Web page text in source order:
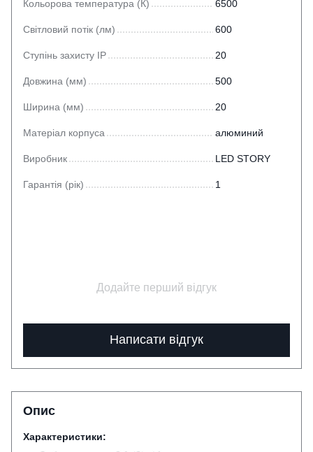
Кольорова температура (К) 6500
Світловий потік (лм) 600
Ступінь захисту IP 20
Довжина (мм) 500
Ширина (мм) 20
Матеріал корпуса алюминий
Виробник LED STORY
Гарантія (рік) 1
Додайте перший відгук
Написати відгук
Опис
Характеристики: